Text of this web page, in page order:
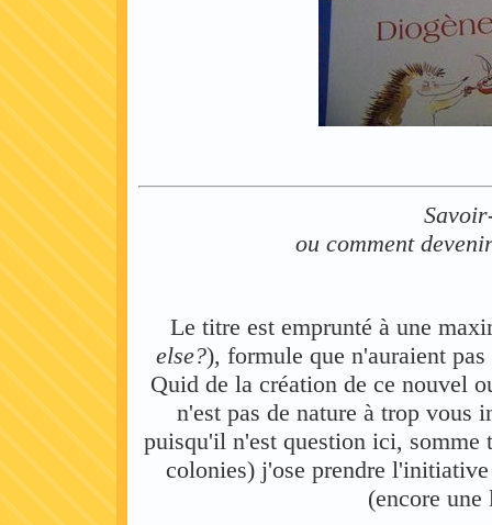
ou comment
Le titre est emprunté à une
else?), formule que n'auraient
Quid de la création de ce nouvel
n'est pas de nature à trop vous
puisqu'il n'est question ici,
colonies) j'ose prendre
(encore une